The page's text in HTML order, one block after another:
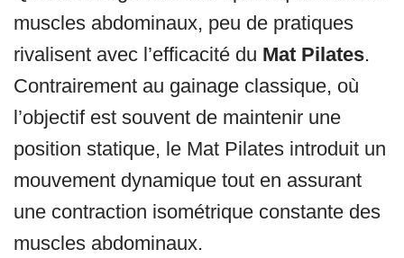
muscles abdominaux, peu de pratiques
rivalisent avec l’efficacité du Mat Pilates.
Contrairement au gainage classique, où
l’objectif est souvent de maintenir une
position statique, le Mat Pilates introduit un
mouvement dynamique tout en assurant
une contraction isométrique constante des
muscles abdominaux.